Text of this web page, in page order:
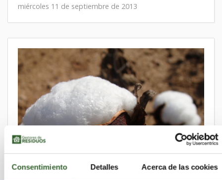
Consentimiento Detalles Acerca de las cookies
miércoles 11 de septiembre de 2013